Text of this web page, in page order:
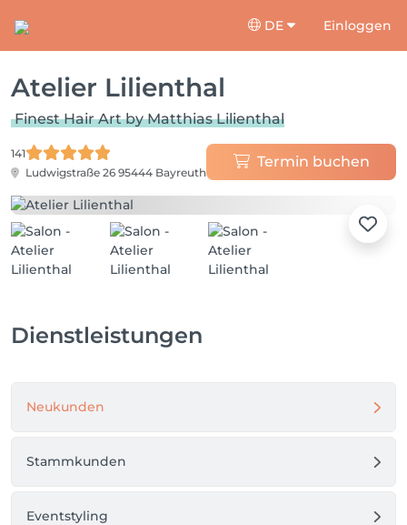
DE Einloggen
Atelier Lilienthal
Finest Hair Art by Matthias Lilienthal
141
Ludwigstraße 26 95444 Bayreuth
Termin buchen
Dienstleistungen
Neukunden
Stammkunden
Eventstyling